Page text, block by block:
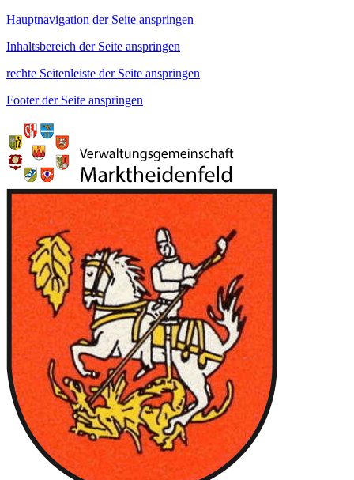
Hauptnavigation der Seite anspringen
Inhaltsbereich der Seite anspringen
rechte Seitenleiste der Seite anspringen
Footer der Seite anspringen